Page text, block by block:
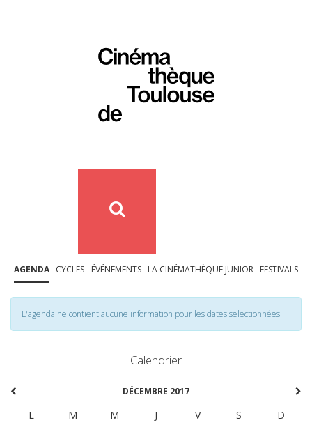
AGENDA CYCLES ÉVÉNEMENTS LA CINÉMATHÈQUE JUNIOR FESTIVALS
L'agenda ne contient aucune information pour les dates selectionnées
Calendrier
DÉCEMBRE 2017
L M M J V S
D